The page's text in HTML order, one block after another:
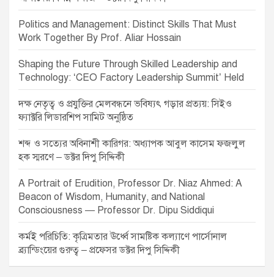
Politics and Management: Distinct Skills That Must
Work Together By Prof. Aliar Hossain
Shaping the Future Through Skilled Leadership and
Technology: ‘CEO Factory Leadership Summit’ Held
দক্ষ নেতৃত্ব ও প্রযুক্তির মেলবন্ধনে ভবিষ্যৎ গড়ার প্রত্যয়: সিইও
ফ্যাক্টরি লিডারশিপ সামিট অনুষ্ঠিত
শব্দ ও সত্যের অবিনাশী কারিগর: অধ্যাপক আবুল কাসেম ফজলুল
হক স্মরণে – ডক্টর দিপু সিদ্দিকী
A Portrait of Erudition, Professor Dr. Niaz Ahmed: A
Beacon of Wisdom, Humanity, and National
Consciousness — Professor Dr. Dipu Siddiqui
কর্মই পরিচিতি: কৃত্রিমতার ঊর্ধ্বে সামষ্টিক কল্যাণে পার্সোনাল
ব্র্যান্ডিংয়ের গুরুত্ব – প্রফেসর ডক্টর দিপু সিদ্দিকী